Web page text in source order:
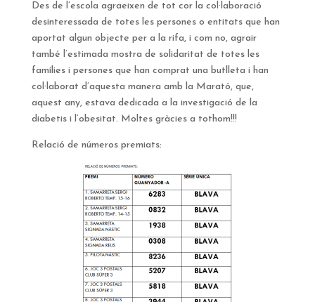
Des de l’escola agraeixen de tot cor la col·laboració
desinteressada de totes les persones o entitats que han
aportat algun objecte per a la rifa, i com no, agrair
també l’estimada mostra de solidaritat de totes les
famílies i persones que han comprat una butlleta i han
col·laborat d’aquesta manera amb la Marató, que,
aquest any, estava dedicada a la investigació de la
diabetis i l’obesitat. Moltes gràcies a tothom!!!
Relació de números premiats: